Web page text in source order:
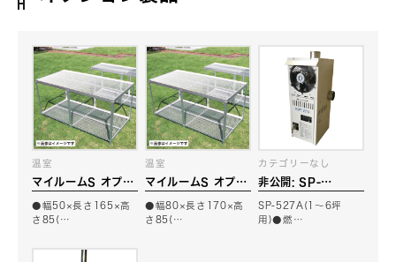
マイルームS オプシ
1705型
温室
●幅50×長さ165×高
さ85(…
マイルームS オプシ
1708型
温室
●幅80×長さ170×高
さ85(…
非公開: SP-
石油暖房機
カテゴリーなし
SP-527A(1〜6坪
用)●燃…